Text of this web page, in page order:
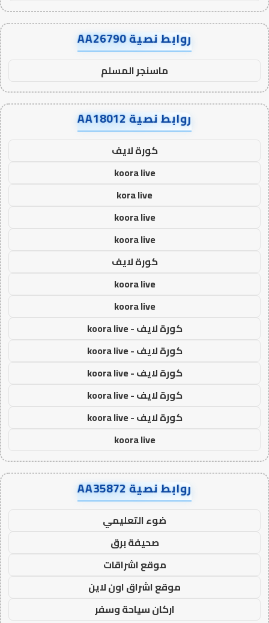
روابط نصية AA26790
ماسنجر المسلم
روابط نصية AA18012
كورة لايف
koora live
kora live
koora live
koora live
كورة لايف
koora live
koora live
كورة لايف - koora live
كورة لايف - koora live
كورة لايف - koora live
كورة لايف - koora live
كورة لايف - koora live
koora live
روابط نصية AA35872
ضوء التعليمي
صحيفة برق
موقع اشراقات
موقع اشراق اون لاين
اركان سياحة وسفر